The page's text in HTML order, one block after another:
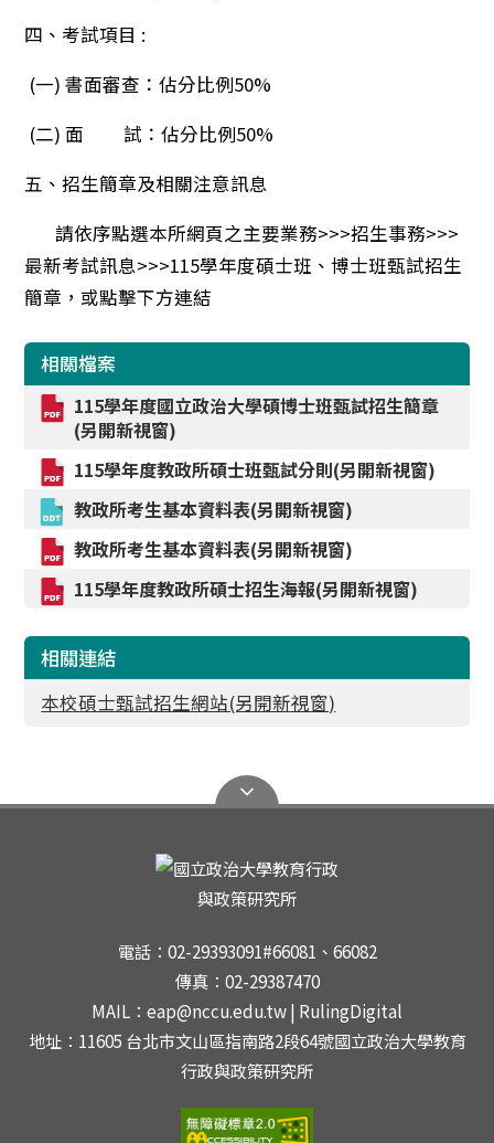
四、考試項目 :
(一) 書面審查：佔分比例50%
(二) 面 試：佔分比例50%
五、招生簡章及相關注意訊息
請依序點選本所網頁之主要業務>>>招生事務>>>
最新考試訊息>>>115學年度碩士班、博士班甄試招生
簡章，或點擊下方連結
相關檔案
115學年度國立政治大學碩博士班甄試招生簡章
(另開新視窗)
115學年度教政所碩士班甄試分則(另開新視窗)
教政所考生基本資料表(另開新視窗)
教政所考生基本資料表(另開新視窗)
115學年度教政所碩士招生海報(另開新視窗)
相關連結
本校碩士甄試招生網站(另開新視窗)
電話：02-29393091#66081、66082
傳真：02-29387470
MAIL：eap@nccu.edu.tw | RulingDigital
地址：11605 台北市文山區指南路2段64號國立政治大學教育
行政與政策研究所